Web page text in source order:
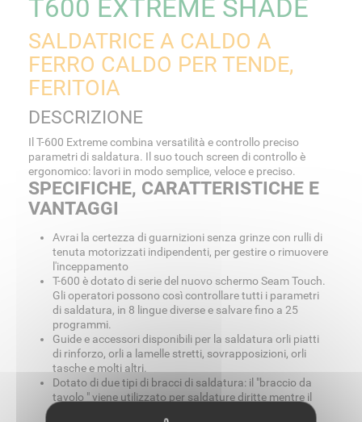
T600 EXTREME SHADE
SALDATRICE A CALDO A
FERRO CALDO PER TENDE,
FERITOIA
DESCRIZIONE
Il T-600 Extreme combina versatilità e controllo preciso
parametri di saldatura. Il suo touch screen di controllo è
ergonomico: lavori in modo semplice, veloce e preciso.
SPECIFICHE, CARATTERISTICHE E
VANTAGGI
Avrai la certezza di guarnizioni senza grinze con rulli di
tenuta motorizzati indipendenti, per gestire o rimuovere
l'inceppamento
T-600 è dotato di serie del nuovo schermo Seam Touch.
Gli operatori possono così controllare tutti i parametri
di saldatura, in 8 lingue diverse e salvare fino a 25
programmi.
Guide e accessori disponibili per la saldatura orli piatti
di rinforzo, orli a lamelle stretti, sovrapposizioni, orli
tasche e molti altri.
Dotato di due tipi di bracci di saldatura: il "braccio da
tavolo " viene utilizzato per saldature diritte mentre il